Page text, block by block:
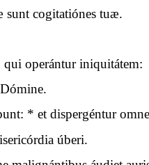
sunt cogitatiónes tuæ.
operántur iniquitátem:
* et dispergéntur
úberi.